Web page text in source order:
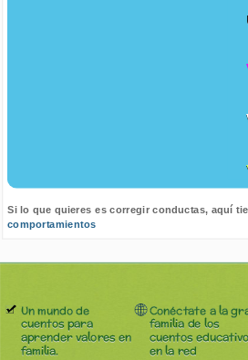
Si lo que quieres es corregir conductas, aquí
comportamientos
Un mundo de
cuentos para
aprender valores en
familia.
Conéctate a la
familia de los
cuentos
en la red